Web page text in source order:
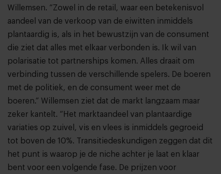
Willemsen. “Zowel in de retail, waar een betekenisvol
aandeel van de verkoop van de eiwitten inmiddels
plantaardig is, als in het bewustzijn van de consument
die ziet dat alles met elkaar verbonden is. Ik wil van
polarisatie tot partnerships komen. Alles draait om
verbinding tussen de verschillende spelers. De boeren
met de politiek, en de consument weer met de
boeren.” Willemsen ziet dat de markt langzaam maar
zeker kantelt. “Het marktaandeel van plantaardige
variaties op zuivel, vis en vlees is inmiddels gegroeid
tot boven de 10%. Transitiedeskundigen zeggen dat dit
het punt is waarop je de niche achter je laat en klaar
bent voor een volgende fase. De prijzen voor